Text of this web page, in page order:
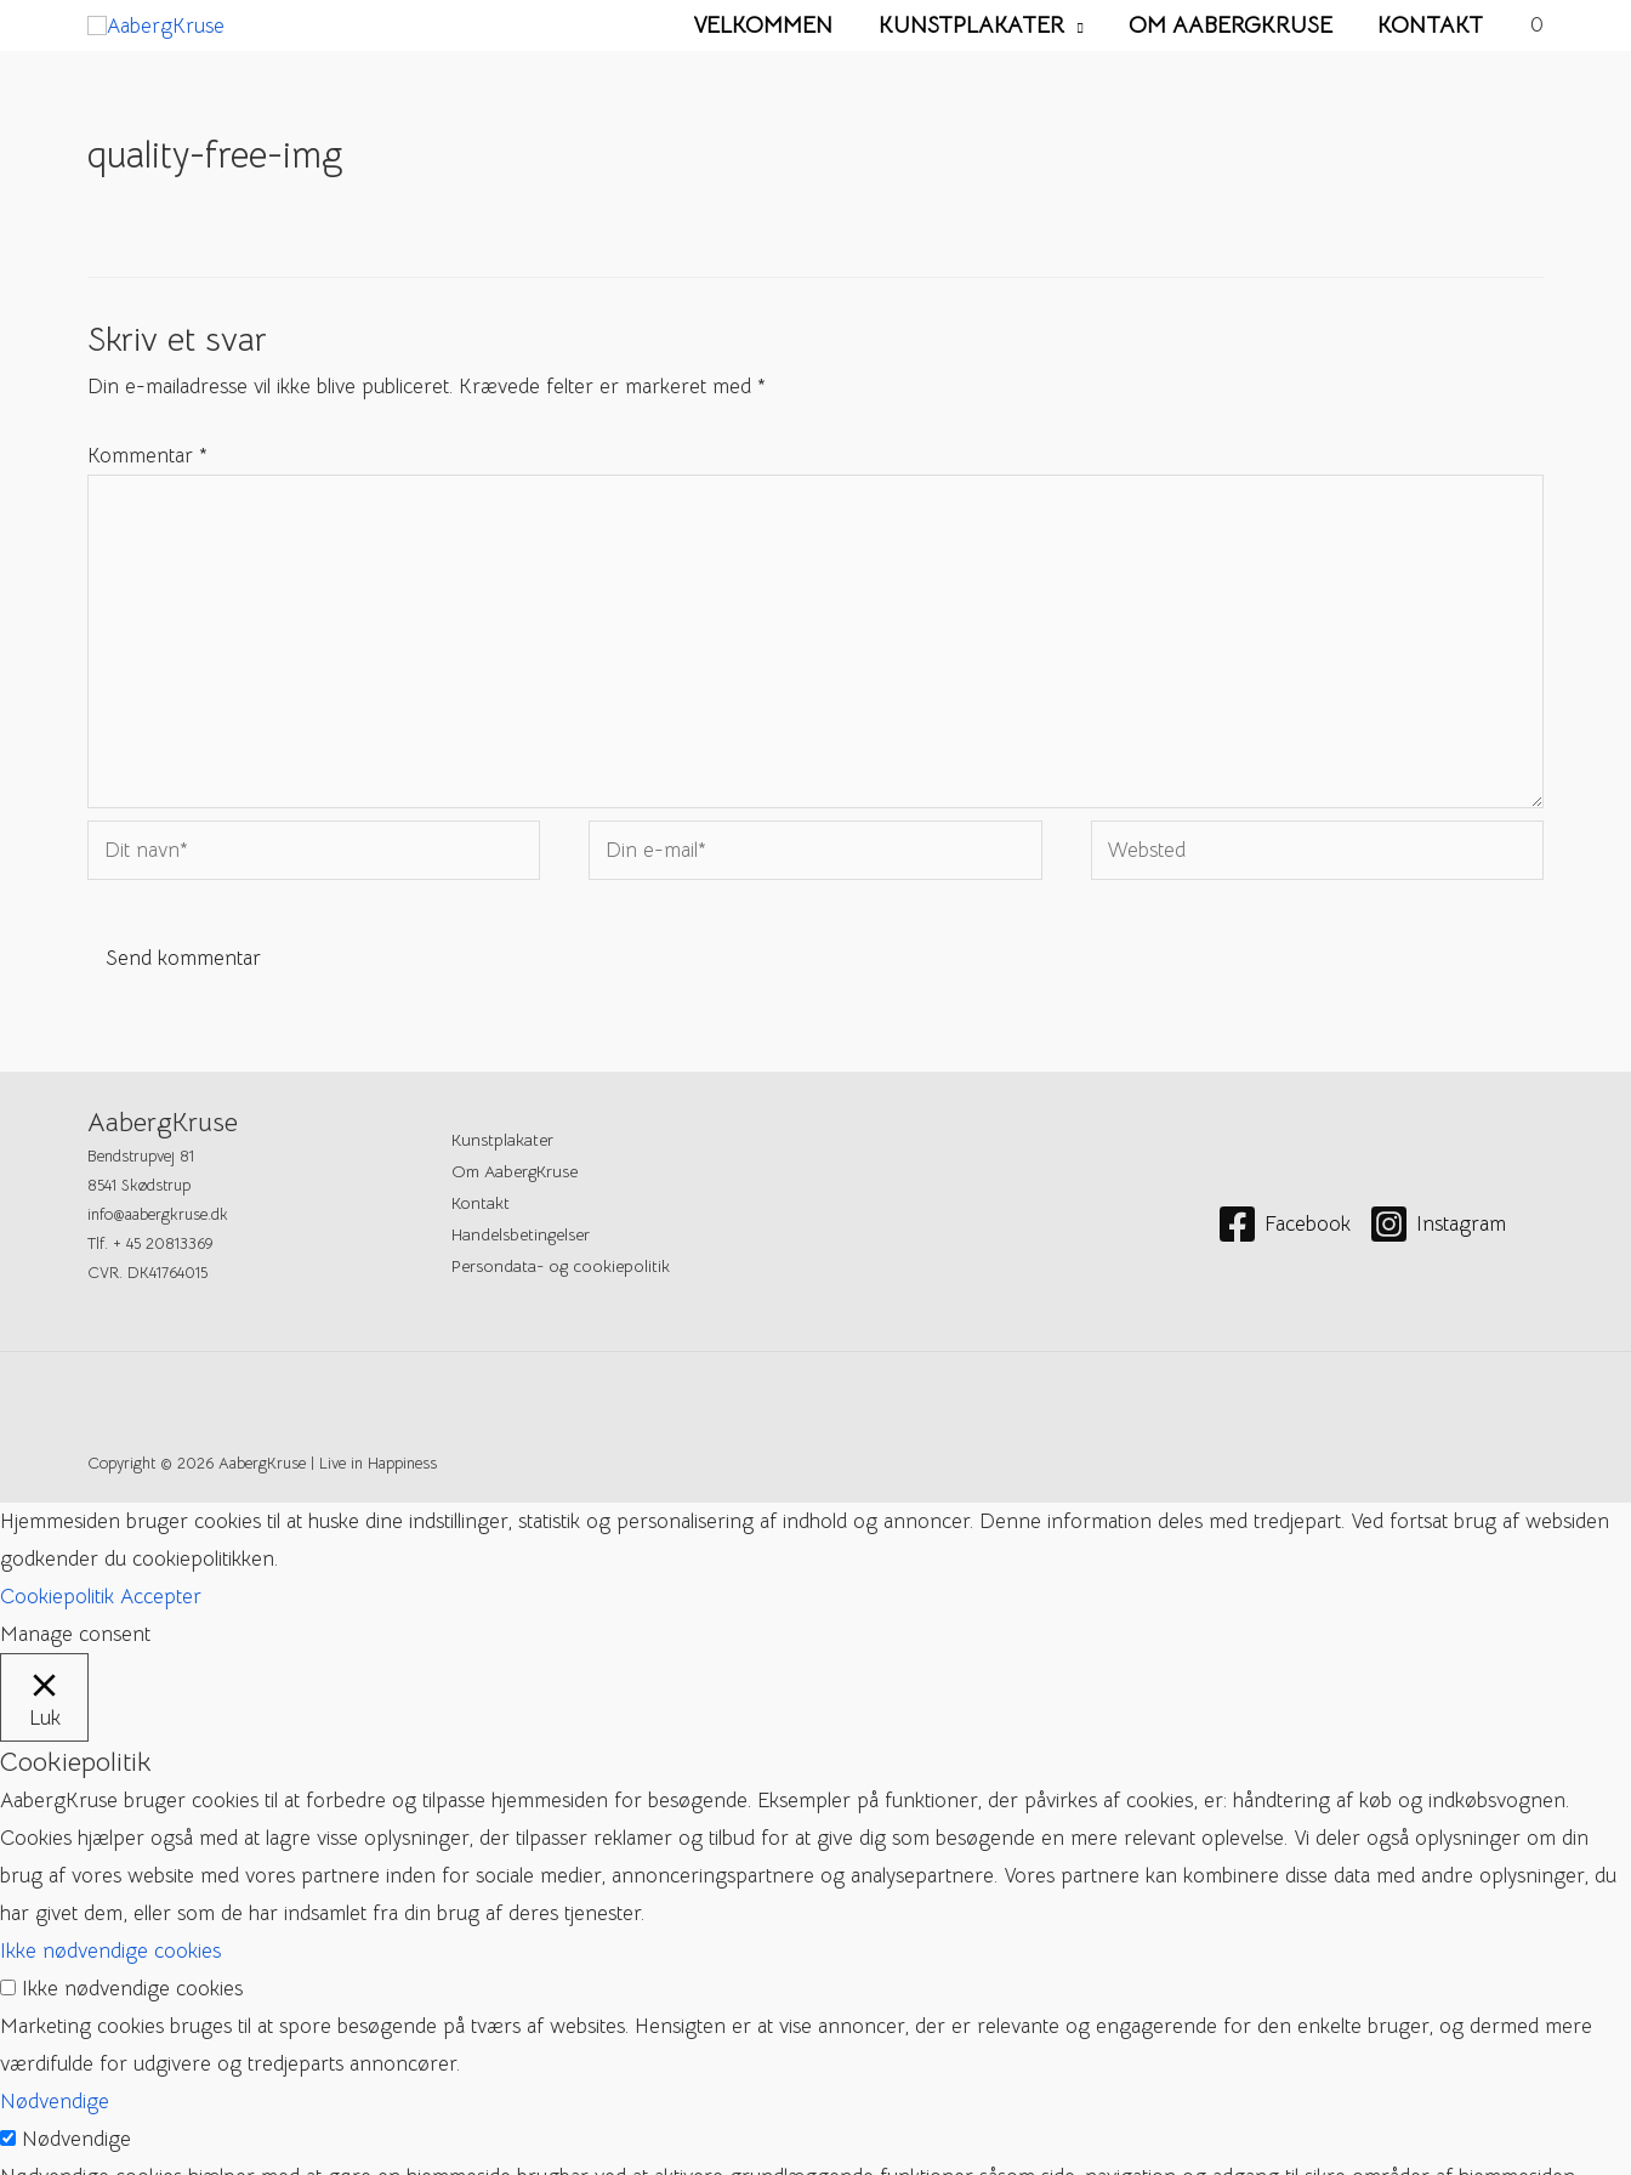
VELKOMMEN KUNSTPLAKATER OM AABERGKRUSE KONTAKT 0
quality-free-img
Skriv et svar
Din e-mailadresse vil ikke blive publiceret. Krævede felter er markeret med *
Kommentar *
Dit
navn*
Din
e-
Websted
AabergKruse
Bendstrupvej 81
8541 Skødstrup
info@aabergkruse.dk
Tlf. + 45 20813369
CVR. DK41764015
Kunstplakater
Om AabergKruse
Kontakt
Handelsbetingelser
Persondata- og cookiepolitik
Facebook Instagram
Copyright © 2026 AabergKruse | Live in Happiness
Hjemmesiden bruger cookies til at huske dine indstillinger, statistik og personalisering af indhold og annoncer. Denne information deles med tredjepart. Ved fortsat brug af websiden
godkender du cookiepolitikken.
Cookiepolitik Accepter
Manage consent
Luk
Cookiepolitik
AabergKruse bruger cookies til at forbedre og tilpasse hjemmesiden for besøgende. Eksempler på funktioner, der påvirkes af cookies, er: håndtering af køb og indkøbsvognen.
Cookies hjælper også med at lagre visse oplysninger, der tilpasser reklamer og tilbud for at give dig som besøgende en mere relevant oplevelse. Vi deler også oplysninger om din
brug af vores website med vores partnere inden for sociale medier, annonceringspartnere og analysepartnere. Vores partnere kan kombinere disse data med andre oplysninger, du
har givet dem, eller som de har indsamlet fra din brug af deres tjenester.
Ikke nødvendige cookies
Ikke nødvendige cookies
Marketing cookies bruges til at spore besøgende på tværs af websites. Hensigten er at vise annoncer, der er relevante og engagerende for den enkelte bruger, og dermed mere
værdifulde for udgivere og tredjeparts annoncører.
Nødvendige
Nødvendige